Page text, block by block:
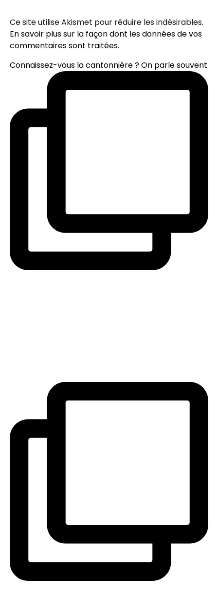
Ce site utilise Akismet pour réduire les indésirables.
En savoir plus sur la façon dont les données de vos
commentaires sont traitées.
Connaissez-vous la cantonnière ? On parle souvent